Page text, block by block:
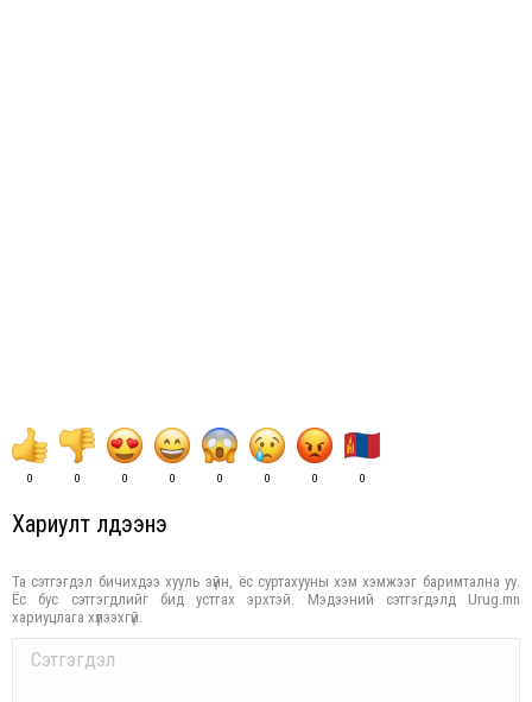
0 0 0 0 0 0 0 0
Хариулт үлдээнэ үү
Та сэтгэгдэл бичихдээ хууль зүйн, ёс суртахууны хэм хэмжээг баримтална уу.
Ёс бус сэтгэгдлийг бид устгах эрхтэй. Мэдээний сэтгэгдэлд Urug.mn
хариуцлага хүлээхгүй.
Comment